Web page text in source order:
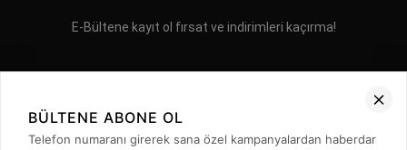
E-Bültene kayıt ol fırsat ve indirimleri kaçırma!
BÜLTENE ABONE OL
Telefon numaranı girerek sana özel kampanyalardan haberdar